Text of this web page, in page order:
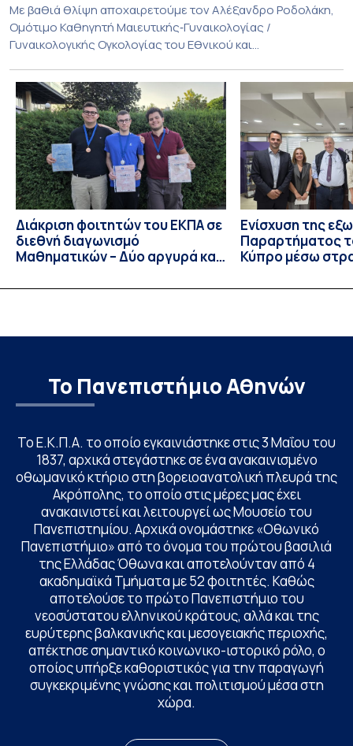
Με βαθιά θλίψη αποχαιρετούμε τον Αλέξανδρο Ροδολάκη,
Ομότιμο Καθηγητή Μαιευτικής‑Γυναικολογίας /
Γυναικολογικής Ογκολογίας του Εθνικού και
Διευθυντή της Α’ Μαιευτικής και Γυναικολογικής Κλινικής,
στο Νοσοκομείο «Αλεξάνδρα». Η διαδρομή του υπήρξε
συνεχής και ανοδική μέσα στην ίδια Κλινική, την οποία
υπηρέτησε από κάθε θέση: Επιμελητής Β’ Ε.Σ.Υ.
(1997‑2002), Επίκουρος […]
Διάκριση φοιτητών του ΕΚΠΑ σε
διεθνή διαγωνισμό
Μαθηματικών – Δύο αργυρά και
Ενίσχυση της
Παραρτήματος
Κύπρο μέσω
Το Πανεπιστήμιο Αθηνών
Το Ε.Κ.Π.Α. το οποίο εγκαινιάστηκε στις 3 Μαΐου του
1837, αρχικά στεγάστηκε σε ένα ανακαινισμένο
οθωμανικό κτήριο στη βορειοανατολική πλευρά της
Ακρόπολης, το οποίο στις μέρες μας έχει
ανακαινιστεί και λειτουργεί ως Μουσείο του
Πανεπιστημίου. Αρχικά ονομάστηκε «Οθωνικό
Πανεπιστήμιο» από το όνομα του πρώτου βασιλιά
της Ελλάδας Όθωνα και αποτελούνταν από 4
ακαδημαϊκά Τμήματα με 52 φοιτητές. Καθώς
αποτελούσε το πρώτο Πανεπιστήμιο του
νεοσύστατου ελληνικού κράτους, αλλά και της
ευρύτερης βαλκανικής και μεσογειακής περιοχής,
απέκτησε σημαντικό κοινωνικο-ιστορικό ρόλο, ο
οποίος υπήρξε καθοριστικός για την παραγωγή
συγκεκριμένης γνώσης και πολιτισμού μέσα στη
χώρα.